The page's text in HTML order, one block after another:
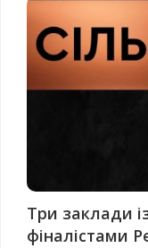
Три заклади
фіналістами